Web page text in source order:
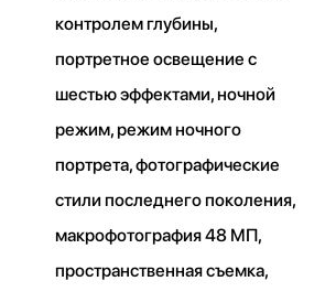
контролем глубины,
портретное освещение с
шестью эффектами, ночной
режим, режим ночного
портрета, фотографические
стили последнего поколения,
макрофотография 48 МП,
пространственная съемка,